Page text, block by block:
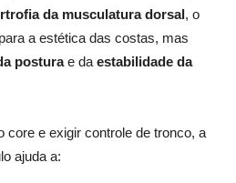
da musculatura dorsal, o
a estética das costas, mas
posturae da estabilidade da
core e exigir controle de tronco, a
ajuda a: